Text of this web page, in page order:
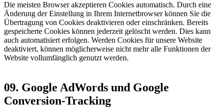
Die meisten Browser akzeptieren Cookies automatisch. Durch eine
Änderung der Einstellung in Ihrem Internetbrowser können Sie die
Übertragung von Cookies deaktivieren oder einschränken. Bereits
gespeicherte Cookies können jederzeit gelöscht werden. Dies kann
auch automatisiert erfolgen. Werden Cookies für unsere Website
deaktiviert, können möglicherweise nicht mehr alle Funktionen der
Website vollumfänglich genutzt werden.
09. Google AdWords und Google
Conversion-Tracking